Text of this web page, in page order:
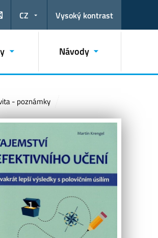
CZ Vysoký kontrast
Návody
- poznámky